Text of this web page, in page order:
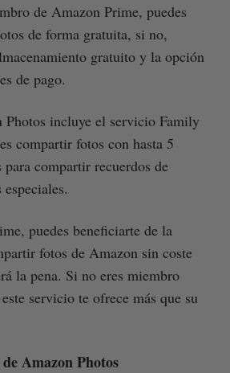
de Amazon Prime, puedes
de forma gratuita, si no,
gratuito y la opción
de pago.
incluye el servicio Family
compartir fotos con hasta 5
compartir recuerdos de
puedes beneficiarte de la
fotos de Amazon sin coste
la pena. Si no eres miembro
servicio te ofrece más que su
Amazon Photos